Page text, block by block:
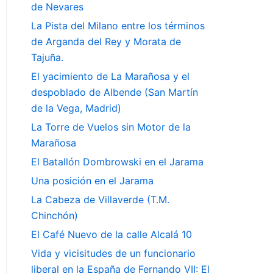
de Nevares
La Pista del Milano entre los términos
de Arganda del Rey y Morata de
Tajuña.
El yacimiento de La Marañosa y el
despoblado de Albende (San Martín
de la Vega, Madrid)
La Torre de Vuelos sin Motor de la
Marañosa
El Batallón Dombrowski en el Jarama
Una posición en el Jarama
La Cabeza de Villaverde (T.M.
Chinchón)
El Café Nuevo de la calle Alcalá 10
Vida y vicisitudes de un funcionario
liberal en la España de Fernando VII: El